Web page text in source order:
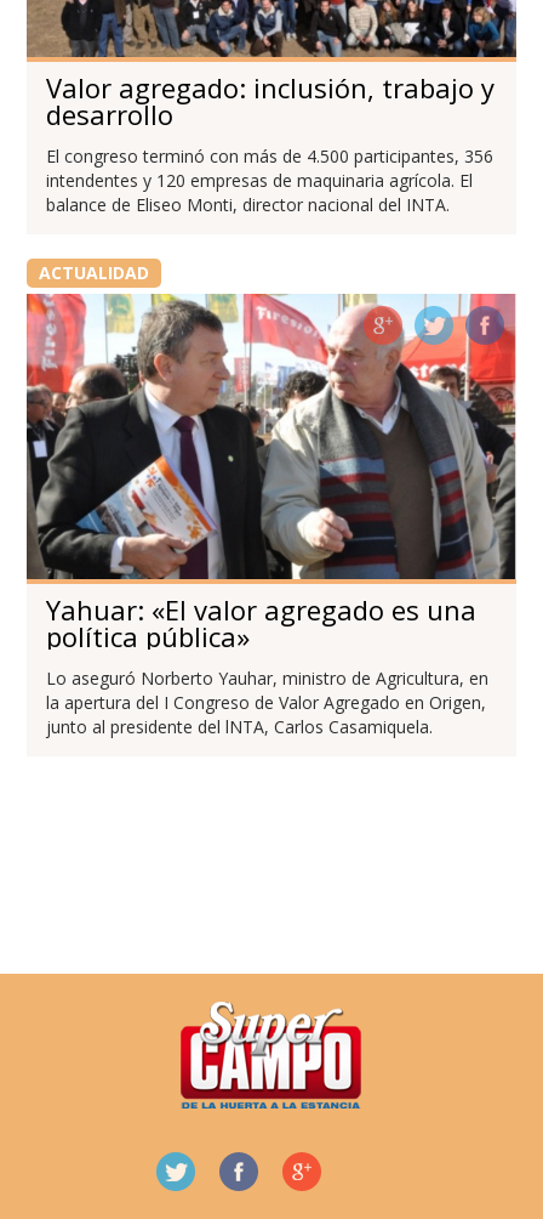
Valor agregado: inclusión, trabajo y
desarrollo
El congreso terminó con más de 4.500 participantes, 356
intendentes y 120 empresas de maquinaria agrícola. El
balance de Eliseo Monti, director nacional del INTA.
ACTUALIDAD
Yahuar: «El valor agregado es una
política pública»
Lo aseguró Norberto Yauhar, ministro de Agricultura, en
la apertura del I Congreso de Valor Agregado en Origen,
junto al presidente del lNTA, Carlos Casamiquela.